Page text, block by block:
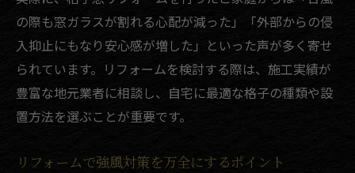
の際も窓ガラスが割れる心配が減った」「外部からの侵
入抑止にもなり安心感が増した」といった声が多く寄せ
られています。リフォームを検討する際は、施工実績が
豊富な地元業者に相談し、自宅に最適な格子の種類や設
置方法を選ぶことが重要です。
リフォームで強風対策を万全にするポイント